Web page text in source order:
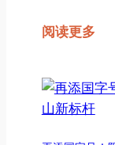
阅读更多